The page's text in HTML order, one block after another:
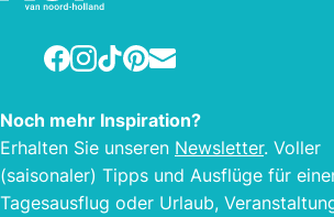
jederzeit anrufen oder eine E-
senden!
Facebook
Instagram
TikTokPinterest
E-mail
Noch mehr Inspiration?
Erhalten Sie unseren Newsletter. Voller
(saisonaler) Tipps und Ausflüge für
Tagesausflug oder Urlaub,